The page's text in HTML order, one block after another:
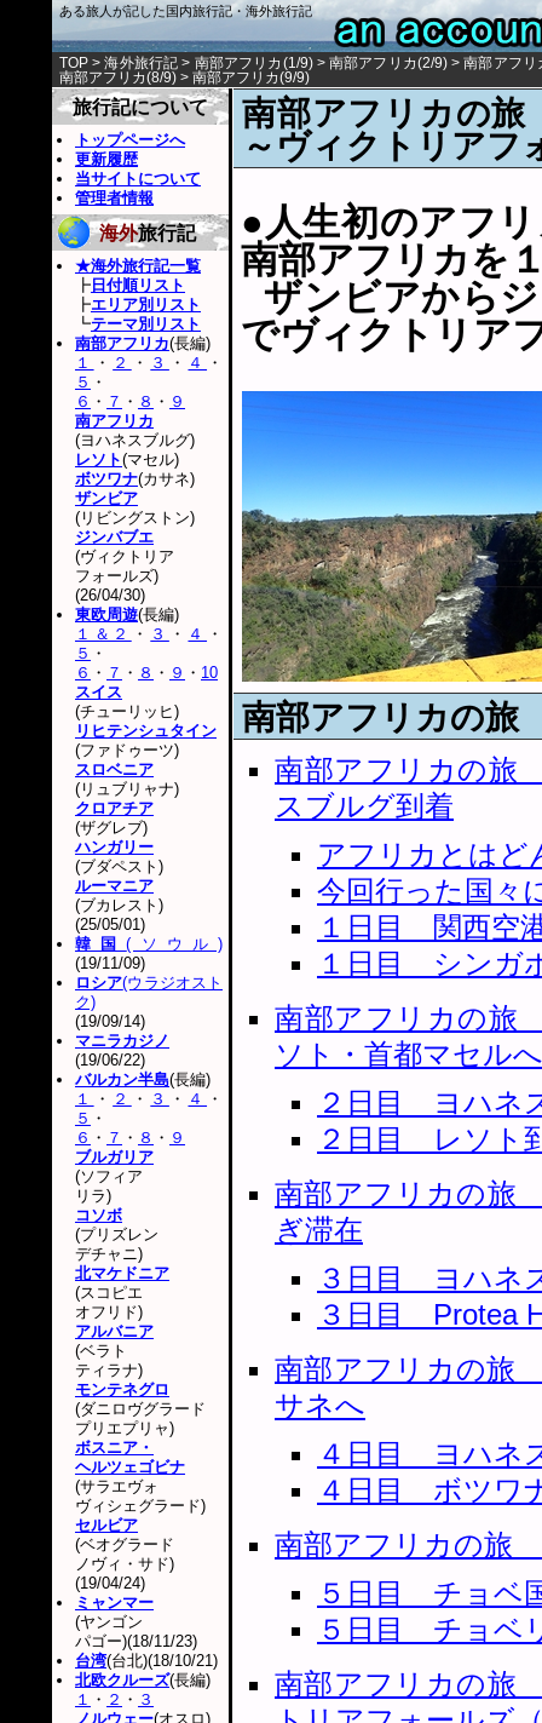
ある旅人が記した国内旅行記・海外旅行記
TOP >海外旅行記 > 南部アフリカ(1/9)> 南部アフリカ(2/9)>南部アフリ
南部アフリカ(8/9) > 南部アフリカ(9/9)
南部アフリカの
～ヴィクトリアフ
●人生初のアフ
南部アフリカを
ザンビアから
でヴィクトリア
南部アフリカの
南部アフリカの旅
スブルグ到着
アフリカとはど
今回行った国々
１日目 関西空
１日目 シンガ
南部アフリカの旅
ソト・首都マセルへ
２日目 ヨハネ
２日目 レソト
南部アフリカの旅
ぎ滞在
３日目 ヨハネ
３日目 Protea
南部アフリカの旅
サネへ
４日目 ヨハネ
４日目 ボツワ
南部アフリカの旅
５日目 チョベ
５日目 チョベ
南部アフリカの旅
旅行記について
トップページへ
更新履歴
当サイトについて
管理者情報
海外旅行記
★海外旅行記一覧
┣ 日付順リスト
┣エリア別リスト
┗テーマ別リスト
南部アフリカ(長編)
１
・ ２ ・ ３ ・ ４
・
５ ・
６ ・ ７ ・ ８ ・ ９
南アフリカ
(ヨハネスブルグ)
レソト(マセル)
ボツワナ(カサネ)
ザンビア
(リビングストン)
ジンバブエ
(ヴィクトリア
フォールズ)
(26/04/30)
東欧周遊(長編)
１＆２
・ ３ ・ ４
・
５ ・
６ ・ ７ ・ ８ ・ ９ ・ 10
スイス
(チューリッヒ)
リヒテンシュタイン
(ファドゥーツ)
スロベニア
(リュブリャナ)
クロアチア
(ザグレブ)
ハンガリー
(ブダペスト)
ルーマニア
(ブカレスト)
(25/05/01)
韓国(ソウル)
(19/11/09)
ロシア(ウラジオスト
ク)
(19/09/14)
マニラカジノ
(19/06/22)
バルカン半島(長編)
１
・ ２ ・ ３ ・ ４
・
５ ・
６ ・ ７ ・ ８ ・ ９
ブルガリア
(ソフィア
リラ)
コソボ
(プリズレン
デチャニ)
北マケドニア
(スコピエ
オフリド)
アルバニア
(ベラト
ティラナ)
モンテネグロ
(ダニロヴグラード
プリエプリャ)
ボスニア・
ヘルツェゴビナ
(サラエヴォ
ヴィシェグラード)
セルビア
(ベオグラード
ノヴィ・サド)
(19/04/24)
ミャンマー
(ヤンゴン
パゴー)(18/11/23)
台湾(台北)(18/10/21)
北欧クルーズ(長編)
１ ・ ２ ・ ３
ノルウェー(オスロ)